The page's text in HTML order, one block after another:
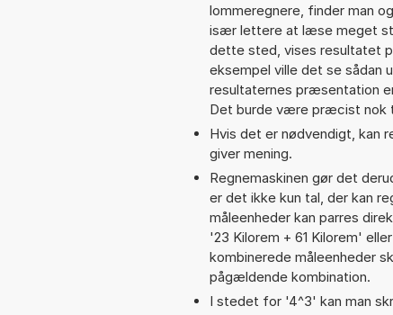
lommeregnere, finder man
især lettere at læse meget
dette sted, vises resultatet
eksempel ville det se
resultaternes præsentation
Det burde være præcist nok
Hvis det er nødvendigt, kan
giver mening.
Regnemaskinen gør det
er det ikke kun tal, der kan
måleenheder kan parres
'23 Kilorem + 61 Kilorem'
kombinerede måleenheder
pågældende kombination.
I stedet for '4^3' kan man